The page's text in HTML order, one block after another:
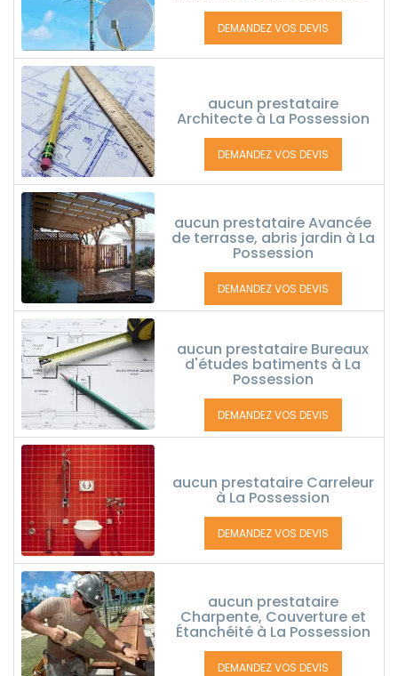
DEMANDEZ VOS DEVIS
aucun prestataire
Architecte à La Possession
DEMANDEZ VOS DEVIS
aucun prestataire Avancée
de terrasse, abris jardin à La
Possession
DEMANDEZ VOS DEVIS
aucun prestataire Bureaux
d'études batiments à La
Possession
DEMANDEZ VOS DEVIS
aucun prestataire Carreleur
à La Possession
DEMANDEZ VOS DEVIS
aucun prestataire
Charpente, Couverture et
Étanchéité à La Possession
DEMANDEZ VOS DEVIS